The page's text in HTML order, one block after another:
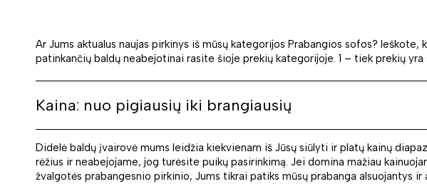
Ar Jums aktualus naujas pirkinys iš mūsų kategorijos Prabangios sofos?
patinkančių baldų neabejotinai rasite šioje prekių kategorijoje. 1 – tiek prekių
Kaina: nuo pigiausių iki brangiausių
Didelė baldų įvairovė mums leidžia kiekvienam iš Jūsų siūlyti ir platų kainų
rėžius ir neabejojame, jog turėsite puikų pasirinkimą. Jei domina mažiau
žvalgotės prabangesnio pirkinio, Jums tikrai patiks mūsų prabanga alsuojantys